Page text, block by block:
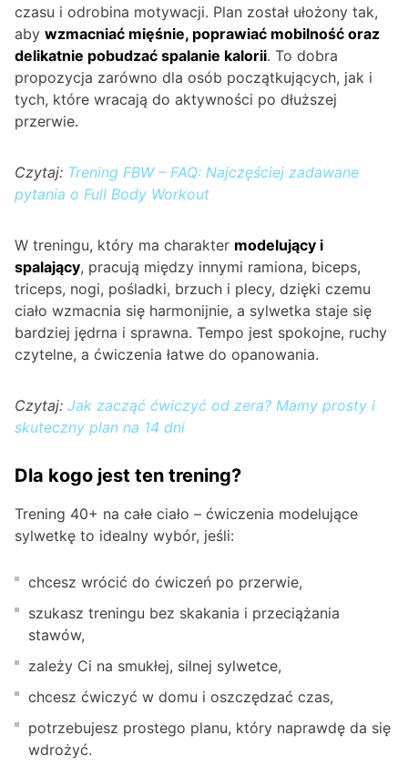
czasu i odrobina motywacji. Plan został ułożony tak,
aby wzmacniać mięśnie, poprawiać mobilność oraz
delikatnie pobudzać spalanie kalorii. To dobra
propozycja zarówno dla osób początkujących, jak i
tych, które wracają do aktywności po dłuższej
przerwie.
Czytaj: Trening FBW – FAQ: Najczęściej zadawane
pytania o Full Body Workout
W treningu, który ma charakter modelujący i
spalający, pracują między innymi ramiona, biceps,
triceps, nogi, pośladki, brzuch i plecy, dzięki czemu
ciało wzmacnia się harmonijnie, a sylwetka staje się
bardziej jędrna i sprawna. Tempo jest spokojne, ruchy
czytelne, a ćwiczenia łatwe do opanowania.
Czytaj: Jak zacząć ćwiczyć od zera? Mamy prosty i
skuteczny plan na 14 dni
Dla kogo jest ten trening?
Trening 40+ na całe ciało – ćwiczenia modelujące
sylwetkę to idealny wybór, jeśli:
chcesz wrócić do ćwiczeń po przerwie,
szukasz treningu bez skakania i przeciążania
stawów,
zależy Ci na smukłej, silnej sylwetce,
chcesz ćwiczyć w domu i oszczędzać czas,
potrzebujesz prostego planu, który naprawdę da się
wdrożyć.